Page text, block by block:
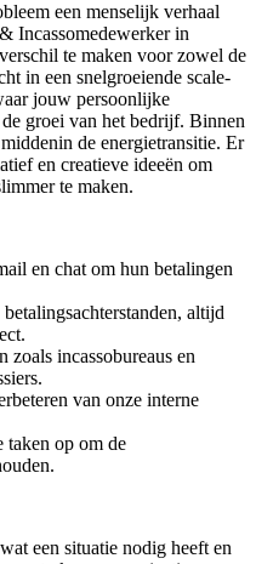
een menselijk verhaal
Incassomedewerker in
te maken voor zowel de
in een snelgroeiende scale-
jouw persoonlijke
groei van het bedrijf. Binnen
de energietransitie. Er
en creatieve ideeën om
te maken.
en chat om hun betalingen
altijd
zoals incassobureaus en
van onze interne
taken op om de
een situatie nodig heeft en